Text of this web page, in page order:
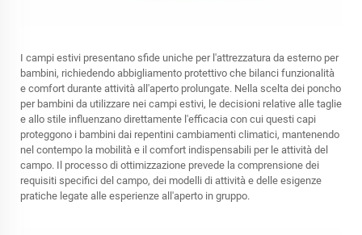
I campi estivi presentano sfide uniche per l'attrezzatura da esterno per
bambini, richiedendo abbigliamento protettivo che bilanci funzionalità
e comfort durante attività all'aperto prolungate. Nella scelta dei poncho
per bambini da utilizzare nei campi estivi, le decisioni relative alle taglie
e allo stile influenzano direttamente l'efficacia con cui questi capi
proteggono i bambini dai repentini cambiamenti climatici, mantenendo
nel contempo la mobilità e il comfort indispensabili per le attività del
campo. Il processo di ottimizzazione prevede la comprensione dei
requisiti specifici del campo, dei modelli di attività e delle esigenze
pratiche legate alle esperienze all'aperto in gruppo.